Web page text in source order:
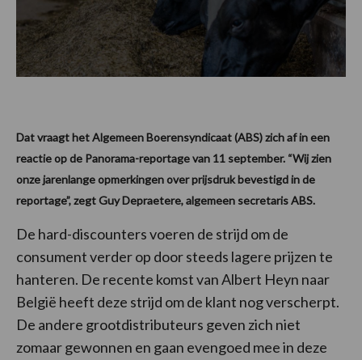
Dat vraagt het Algemeen Boerensyndicaat (ABS) zich af in een
reactie op de Panorama-reportage van 11 september. “Wij zien
onze jarenlange opmerkingen over prijsdruk bevestigd in de
reportage”, zegt Guy Depraetere, algemeen secretaris ABS.
De hard-discounters voeren de strijd om de
consument verder op door steeds lagere prijzen te
hanteren. De recente komst van Albert Heyn naar
België heeft deze strijd om de klant nog verscherpt.
De andere grootdistributeurs geven zich niet
zomaar gewonnen en gaan evengoed mee in deze